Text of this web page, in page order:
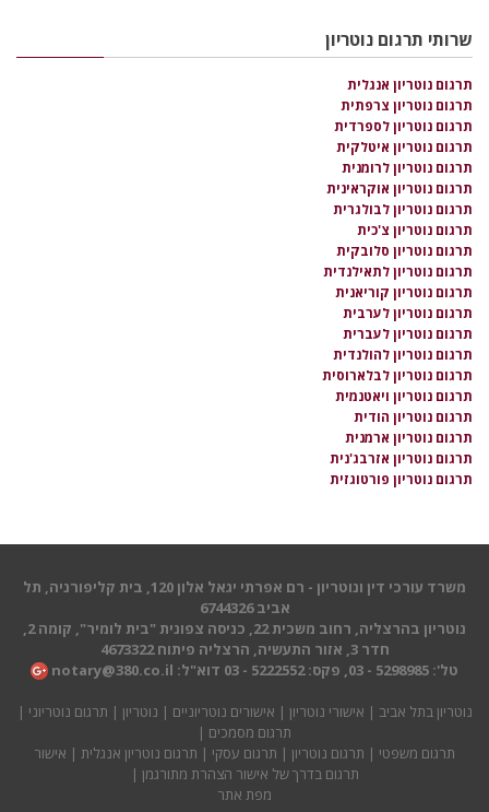
שרותי תרגום נוטריון
תרגום נוטריון אנגלית
תרגום נוטריון צרפתית
תרגום נוטריון לספרדית
תרגום נוטריון איטלקית
תרגום נוטריון לרומנית
תרגום נוטריון אוקראינית
תרגום נוטריון לבולגרית
תרגום נוטריון צ'כית
תרגום נוטריון סלובקית
תרגום נוטריון לתאילנדית
תרגום נוטריון קוריאנית
תרגום נוטריון לערבית
תרגום נוטריון לעברית
תרגום נוטריון להולנדית
תרגום נוטריון לבלארוסית
תרגום נוטריון ויאטנמית
תרגום נוטריון הודית
תרגום נוטריון ארמנית
תרגום נוטריון אזרבג'נית
תרגום נוטריון פורטוגזית
משרד עורכי דין ונוטריון - רם אפרתי יגאל אלון 120, בית קליפורניה, תל
אביב 6744326
חדר 3, אזור התעשיה, הרצליה פיתוח 4673322
טל': 5298985 - 03, פקס: 5222552 - 03 דוא"ל:
notary@380.co.il
נוטריון בתל אביב | אישורי נוטריון | אישורים נוטריוניים | נוטריון | תרגום נוטריוני |
תרגום מסמכים |
תרגום משפטי | תרגום נוטריון | תרגום עסקי | תרגום נוטריון אנגלית | אישור
תרגום בדרך של אישור הצהרת מתורגמן |
מפת אתר